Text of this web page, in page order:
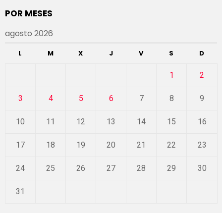
POR MESES
agosto 2026
L M X J V S D
1 2
3 4 5 6 7 8 9
10 11 12 13 14 15 16
17 18 19 20 21 22 23
24 25 26 27 28 29 30
31